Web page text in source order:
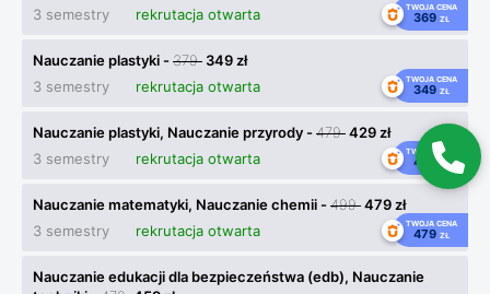
3 semestry
rekrutacja otwarta TWOJA CENA
369 ZŁ
Nauczanie plastyki -379 349 zł
3 semestry
rekrutacja otwarta TWOJA CENA
349 ZŁ
Nauczanie plastyki, Nauczanie przyrody -479429 zł
3 semestry
rekrutacja otwarta TWOJA CENA
429ZŁ
Nauczanie matematyki, Nauczanie chemii -499479 zł
3 semestry
rekrutacja otwarta TWOJA CENA
479 ZŁ
Nauczanie edukacji dla bezpieczeństwa (edb), Nauczanie